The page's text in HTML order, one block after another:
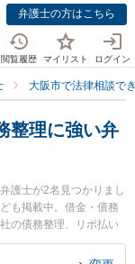
弁護士の方はこちら
閲覧履歴 マイリスト ログイン
大阪市で法律相談で
整理に強い弁
護士が2名見つかりまし
も掲載中。借金・債務
の債務整理、リボ払い
です。特に友渕・希法
弁護士のプロフィール